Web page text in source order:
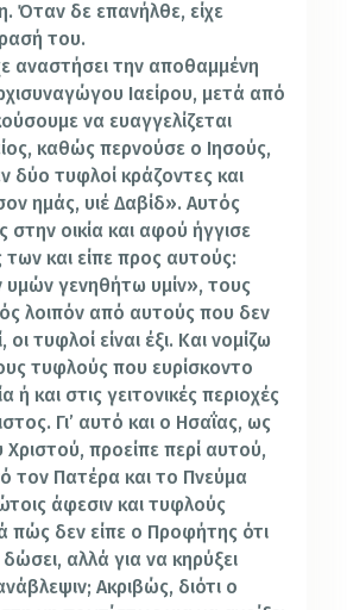
Όταν δε επανήλθε, είχε
του.
αναστήσει την αποθαμμένη
Ιαείρου, μετά από
να ευαγγελίζεται
καθώς περνούσε ο Ιησούς,
δύο τυφλοί κράζοντες και
ημάς, υιέ Δαβίδ». Αυτός
στην οικία και αφού ήγγισε
και είπε προς αυτούς:
υμών γενηθήτω υμίν», τους
λοιπόν από αυτούς που δεν
τυφλοί είναι έξι. Και νομίζω
τυφλούς που ευρίσκοντο
ή και στις γειτονικές περιοχές
Γι’ αυτό και ο Ησαΐας, ως
προείπε περί αυτού,
τον Πατέρα και το Πνεύμα
άφεσιν και τυφλούς
πώς δεν είπε ο Προφήτης ότι
αλλά για να κηρύξει
Ακριβώς, διότι ο